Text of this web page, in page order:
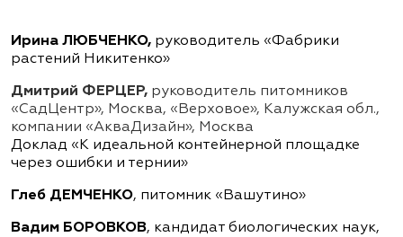
Ирина ЛЮБЧЕНКО, руководитель «Фабрики
растений Никитенко»
Дмитрий ФЕРЦЕР, руководитель питомников
«СадЦентр», Москва, «Верховое», Калужская обл.,
компании «АкваДизайн», Москва
Доклад «К идеальной контейнерной площадке
через ошибки и тернии»
Глеб ДЕМЧЕНКО, питомник «Вашутино»
Вадим БОРОВКОВ, кандидат биологических наук,